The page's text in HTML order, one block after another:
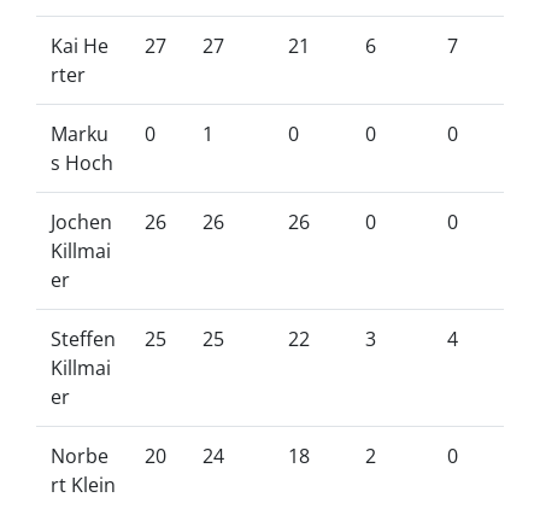
Kai He
rter
27 27 21 6 7
Marku
s Hoch
0 1 0 0 0
Jochen
Killmai
er
26 26 26 0 0
Steffen
Killmai
er
25 25 22 3 4
Norbe
rt Klein
20 24 18 2 0